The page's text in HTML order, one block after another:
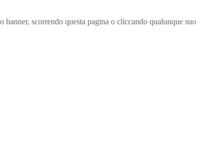
scorrendo questa pagina o cliccando qualunque suo